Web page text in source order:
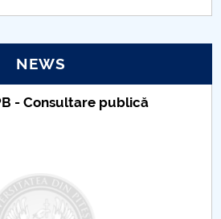
NEWS
- Consultare publică